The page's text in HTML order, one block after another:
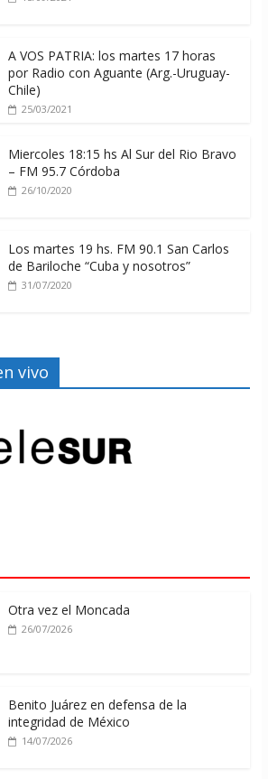
A VOS PATRIA: los martes 17 horas
por Radio con Aguante (Arg.-Uruguay-
Chile)
25/03/2021
Miercoles 18:15 hs Al Sur del Rio Bravo
– FM 95.7 Córdoba
26/10/2020
Los martes 19 hs. FM 90.1 San Carlos
de Bariloche “Cuba y nosotros”
31/07/2020
vivo
Otra vez el Moncada
26/07/2026
Benito Juárez en defensa de la
integridad de México
14/07/2026